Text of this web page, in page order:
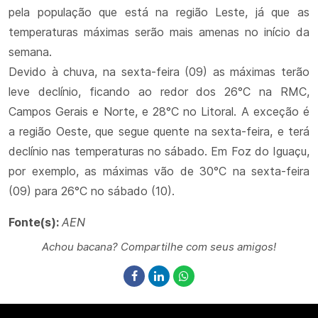
pela população que está na região Leste, já que as
temperaturas máximas serão mais amenas no início da
semana.
Devido à chuva, na sexta-feira (09) as máximas terão
leve declínio, ficando ao redor dos 26°C na RMC,
Campos Gerais e Norte, e 28°C no Litoral. A exceção é
a região Oeste, que segue quente na sexta-feira, e terá
declínio nas temperaturas no sábado. Em Foz do Iguaçu,
por exemplo, as máximas vão de 30°C na sexta-feira
(09) para 26°C no sábado (10).
Fonte(s): AEN
Achou bacana? Compartilhe com seus amigos!